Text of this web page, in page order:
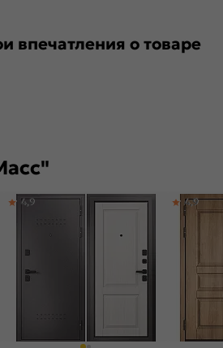
впечатления о товаре
4,9 4,9